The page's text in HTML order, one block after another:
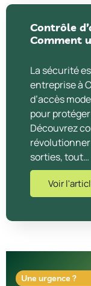
Contrôle
Comment
La sécurité
entreprise à
d’accès
pour
Découvrez
sorties, tout…
Voir
Une urgence ?